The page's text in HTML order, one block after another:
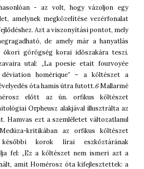
- az volt, hogy vázoljon egy
amelynek megközelítése vezérfonalat
Azt a viszonyítási pontot, mely
de amely már a hanyatlás
görögség korai időszakára teszi.
utal: „La poesie etait fourvoyée
homérique” – a költészet a
óta hamis útra futott.6Mallarmé
előtt az ún. orfikus költészet
Orpheusz alakjával illusztrálta az
Hamvas ezt a szemléletet változatlanul
kritikában az orfikus költészet
korok lírai eszköztárának
fel: „Ez a költészet nem ismeri azt a
amit Homérosz óta kifejlesztettek: a